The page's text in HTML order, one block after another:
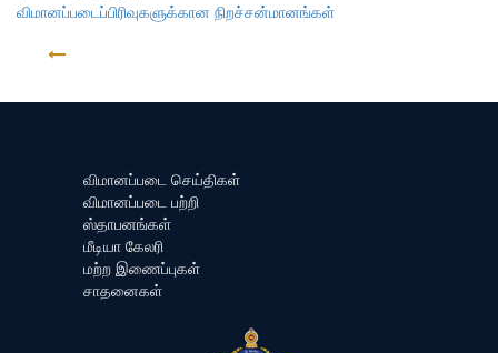
விமானப்படைப்பிரிவுகளுக்கான நிறச்சன்மானங்கள்
விமானப்படை செய்திகள்
விமானப்படை பற்றி
ஸ்தாபனங்கள்
மீடியா கேலரி
மற்ற இணைப்புகள்
சாதனைகள்